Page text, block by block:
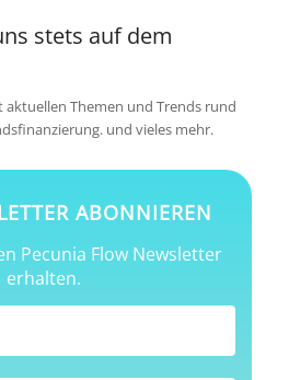
stets auf dem
aktuellen Themen und Trends rund
und vieles mehr.
ABONNIEREN
Pecunia Flow Newsletter
erhalten.